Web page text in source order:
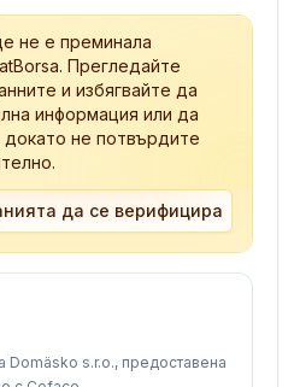
не е преминала
Прегледайте
и избягвайте да
информация или да
не потвърдите
да се верифицира
Domäsko s.r.o., предоставена